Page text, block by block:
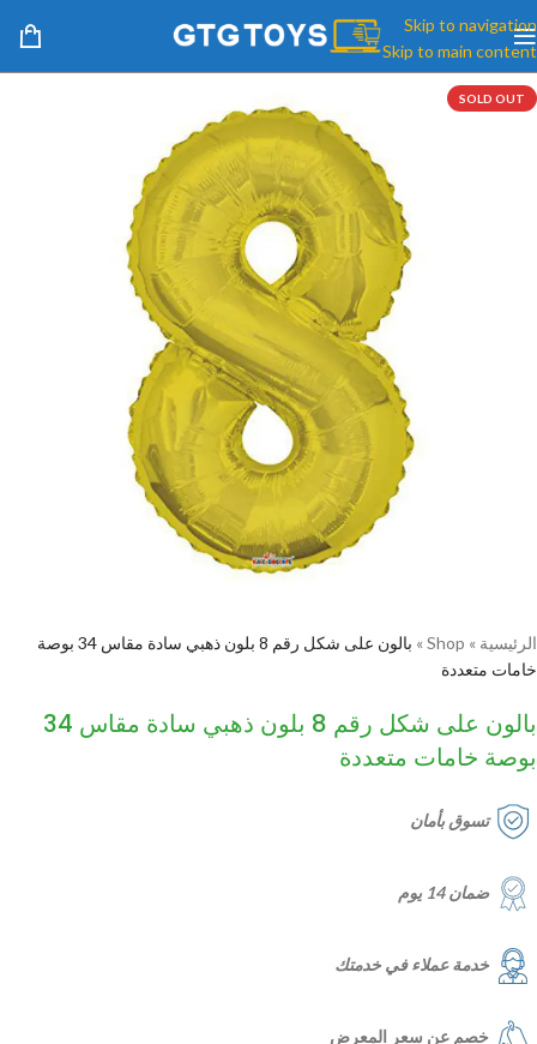
Skip to navigation
Skip to main content
SOLD OUT
الرئيسية »
Shop
»
بالون على شكل رقم 8 بلون ذهبي سادة مقاس 34 بوصة
خامات متعددة
بالون على شكل رقم 8 بلون ذهبي سادة مقاس 34
بوصة خامات متعددة
تسوق بأمان
ضمان 14 يوم
خدمة عملاء في خدمتك
خصم عن سعر المعرض